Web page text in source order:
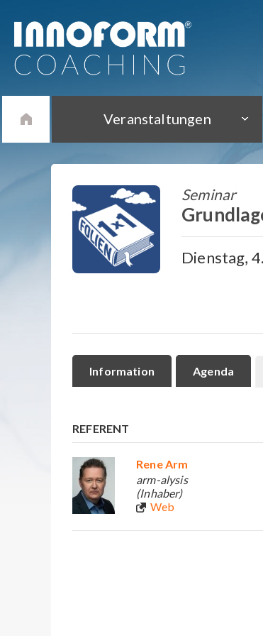
Veranstaltungen
Seminar
Dienstag,
Information Agenda
REFERENT
Rene Arm
arm-alysis
(Inhaber)
Web